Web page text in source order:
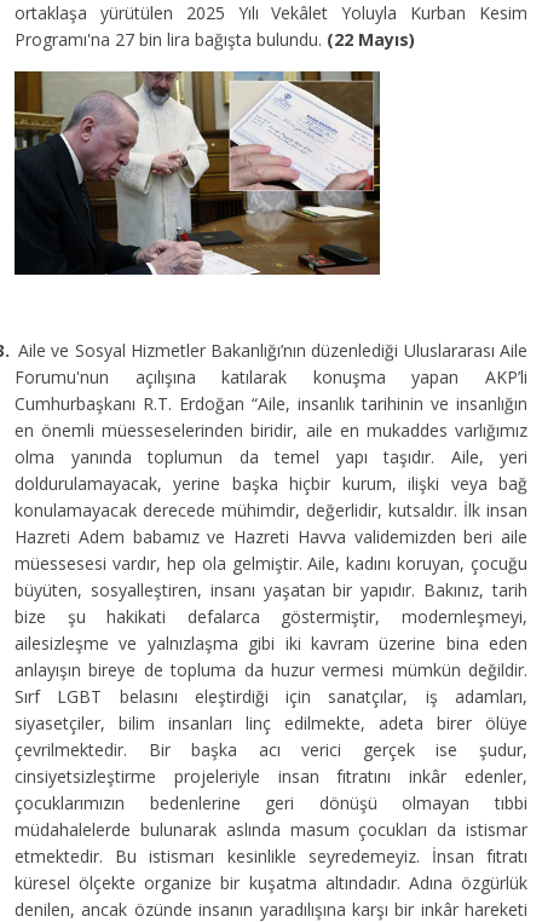
ortaklaşa yürütülen 2025 Yılı Vekâlet Yoluyla Kurban Kesim
Programı'na 27 bin lira bağışta bulundu. (22 Mayıs)
Aile ve Sosyal Hizmetler Bakanlığı’nın düzenlediği Uluslararası Aile
Forumu'nun açılışına katılarak konuşma yapan AKP’li
Cumhurbaşkanı R.T. Erdoğan “Aile, insanlık tarihinin ve insanlığın
en önemli müesseselerinden biridir, aile en mukaddes varlığımız
olma yanında toplumun da temel yapı taşıdır. Aile, yeri
doldurulamayacak, yerine başka hiçbir kurum, ilişki veya bağ
konulamayacak derecede mühimdir, değerlidir, kutsaldır. İlk insan
Hazreti Adem babamız ve Hazreti Havva validemizden beri aile
müessesesi vardır, hep ola gelmiştir. Aile, kadını koruyan, çocuğu
büyüten, sosyalleştiren, insanı yaşatan bir yapıdır. Bakınız, tarih
bize şu hakikati defalarca göstermiştir, modernleşmeyi,
ailesizleşme ve yalnızlaşma gibi iki kavram üzerine bina eden
anlayışın bireye de topluma da huzur vermesi mümkün değildir.
Sırf LGBT belasını eleştirdiği için sanatçılar, iş adamları,
siyasetçiler, bilim insanları linç edilmekte, adeta birer ölüye
çevrilmektedir. Bir başka acı verici gerçek ise şudur,
cinsiyetsizleştirme projeleriyle insan fıtratını inkâr edenler,
çocuklarımızın bedenlerine geri dönüşü olmayan tıbbi
müdahalelerde bulunarak aslında masum çocukları da istismar
etmektedir. Bu istismarı kesinlikle seyredemeyiz. İnsan fıtratı
küresel ölçekte organize bir kuşatma altındadır. Adına özgürlük
denilen, ancak özünde insanın yaradılışına karşı bir inkâr hareketi